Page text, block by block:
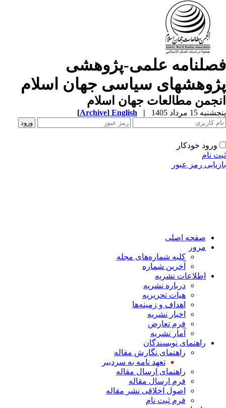
علمی-پژوهشی
سیاسی جهان اسلام
مطالعات جهان اسلام
15 مرداد 1405 |
English
[Archive]
ورود خودکار
نام
رمز عبور
صفحه اصلی
مرور
کلیه شماره‌های مجله
آخرین شماره
اطلاعات نشریه
درباره نشریه
هیات تحریریه
اهداف و زمینه‌ها
اخبار نشریه
فرم تعارض
آمار نشریه
راهنمای نویسندگان
راهنمای نگارش مقاله
تعهد نامه به سردبیر
راهنمای ارسال مقاله
فرم ارسال مقاله
اصول اخلاقی نشر مقاله
فرم ثبت نام